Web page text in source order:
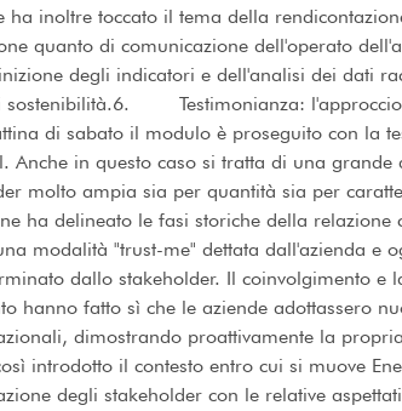
ha inoltre toccato il tema della
quanto di comunicazione dell'operato
degli indicatori e dell'analisi dei dati
sostenibilità.6. Testimonianza: l'approccio
di sabato il modulo è proseguito con la
Anche in questo caso si tratta di una
molto ampia sia per quantità sia per
ha delineato le fasi storiche della relazione
modalità "trust-me" dettata dall'azienda e
dallo stakeholder. Il coinvolgimento e
hanno fatto sì che le aziende adottassero
dimostrando proattivamente la
introdotto il contesto entro cui si muove
degli stakeholder con le relative